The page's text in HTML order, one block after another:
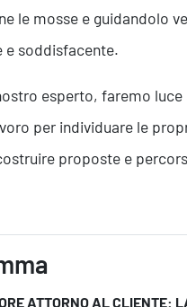
Analitiche e
Aziendale
le mosse e guidandolo
e soddisfacente.
esperto, faremo
per individuare le
proposte e
ATTORNO AL CLIENTE: